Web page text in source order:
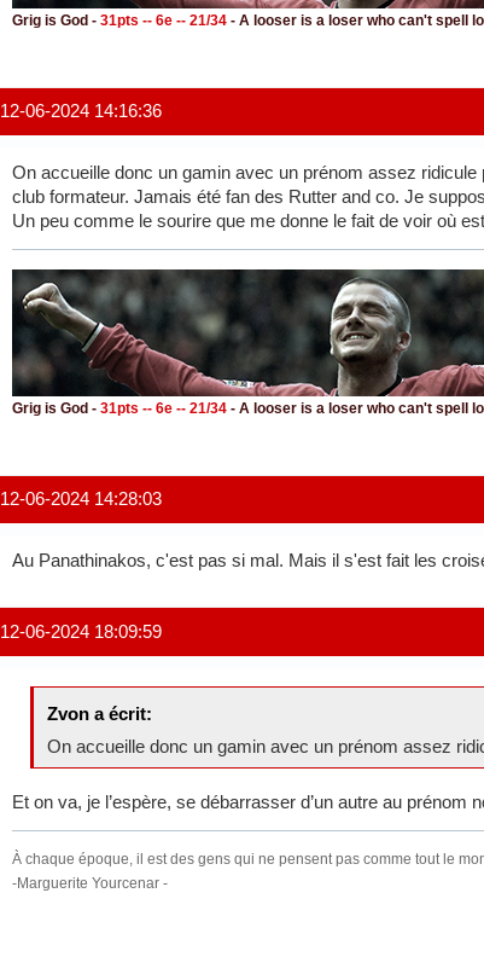
Grig is God -31pts -- 6e -- 21/34- A looser is a loser who can't spell
12-06-2024 14:16:36
On accueille donc un gamin avec un prénom assez
club formateur. Jamais été fan des Rutter and co. Je
Un peu comme le sourire que me donne le fait de voir où
Grig is God -31pts -- 6e -- 21/34- A looser is a loser who can't spell
12-06-2024 14:28:03
Au Panathinakos, c'est pas si mal. Mais il s'est fait les
12-06-2024 18:09:59
Zvon a écrit:
On accueille donc un gamin avec un prénom assez
Et on va, je l’espère, se débarrasser d’un autre au prénom
À chaque époque, il est des gens qui ne pensent pas comme tout le
-Marguerite Yourcenar -